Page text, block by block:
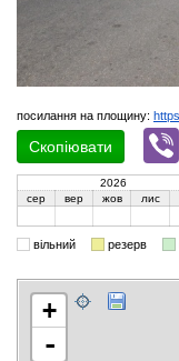
посилання на площину:
Скопіювати
2026
сер
вер жов лис
вільний резерв
+
-